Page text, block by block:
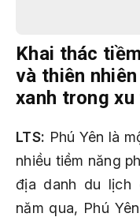
Khai thác
và thiên
xanh trong
LTS: Phú Yên là
nhiều tiềm năng
địa danh du lịch
năm qua, Phú